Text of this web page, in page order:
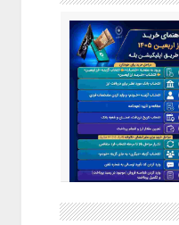
/ راهنمای خرید ارز
از طریق اپلیکیشن بله